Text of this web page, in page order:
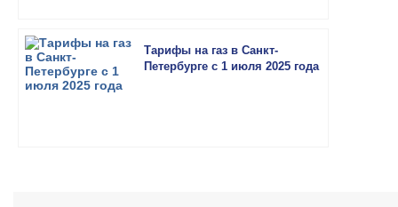
Тарифы на газ в Санкт-
Петербурге с 1 июля 2025 года